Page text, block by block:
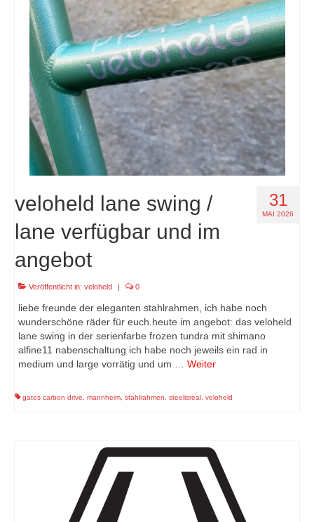
31
MAI 2026
veloheld lane swing /
lane verfügbar und im
angebot
Veröffentlicht in: veloheld 0
liebe freunde der eleganten stahlrahmen, ich habe noch
wunderschöne räder für euch.heute im angebot: das veloheld
lane swing in der serienfarbe frozen tundra mit shimano
alfine11 nabenschaltung ich habe noch jeweils ein rad in
medium und large vorrätig und um … Weiter
gates carbon drive, mannheim, stahlrahmen, steelisreal, veloheld